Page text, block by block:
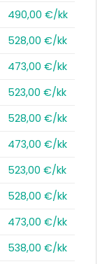
490,00 €/kk
528,00 €/kk
473,00 €/kk
523,00 €/kk
528,00 €/kk
473,00 €/kk
523,00 €/kk
528,00 €/kk
473,00 €/kk
538,00 €/kk